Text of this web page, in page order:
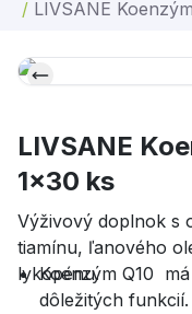
/ LIVSANE
LIVSANE
1x30 ks
Výživový doplnok s
tiamínu, ľanového
lykopénu.
Koenzým Q10
dôležitých